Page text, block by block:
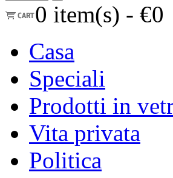
0 item(s) - €0
Casa
Speciali
Prodotti in
Vita privata
Politica